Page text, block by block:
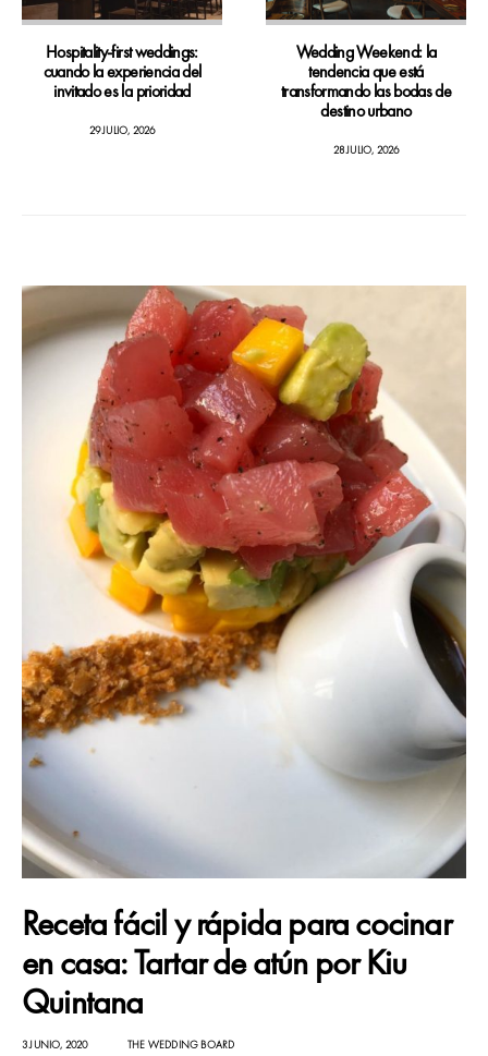
Hospitality-first weddings:
cuando la experiencia del
invitado es la prioridad
29 JULIO, 2026
Wedding Weekend: la
tendencia que está
transformando las bodas de
destino urbano
28 JULIO, 2026
Receta fácil y rápida para cocinar
en casa: Tartar de atún por Kiu
Quintana
3 JUNIO, 2020 THE WEDDING BOARD